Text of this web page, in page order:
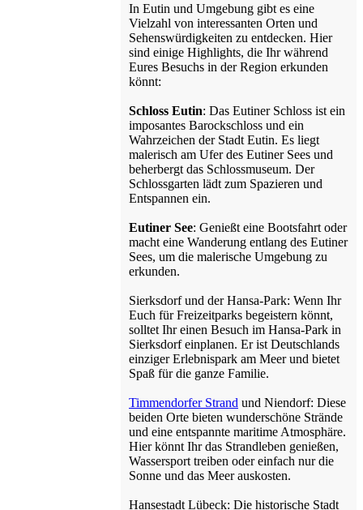
In Eutin und Umgebung gibt es eine
Vielzahl von interessanten Orten und
Sehenswürdigkeiten zu entdecken. Hier
sind einige Highlights, die Ihr während
Eures Besuchs in der Region erkunden
könnt:
Schloss Eutin: Das Eutiner Schloss ist ein
imposantes Barockschloss und ein
Wahrzeichen der Stadt Eutin. Es liegt
malerisch am Ufer des Eutiner Sees und
beherbergt das Schlossmuseum. Der
Schlossgarten lädt zum Spazieren und
Entspannen ein.
Eutiner See: Genießt eine Bootsfahrt oder
macht eine Wanderung entlang des Eutiner
Sees, um die malerische Umgebung zu
erkunden.
Sierksdorf und der Hansa-Park: Wenn Ihr
Euch für Freizeitparks begeistern könnt,
solltet Ihr einen Besuch im Hansa-Park in
Sierksdorf einplanen. Er ist Deutschlands
einziger Erlebnispark am Meer und bietet
Spaß für die ganze Familie.
Timmendorfer Strand und Niendorf: Diese
beiden Orte bieten wunderschöne Strände
und eine entspannte maritime Atmosphäre.
Hier könnt Ihr das Strandleben genießen,
Wassersport treiben oder einfach nur die
Sonne und das Meer auskosten.
Hansestadt Lübeck: Die historische Stadt